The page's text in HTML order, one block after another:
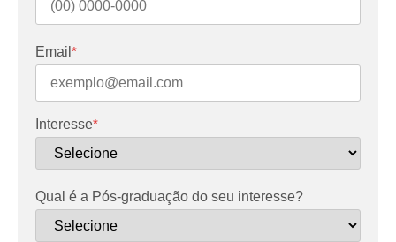
Email *
Interesse*
Qual é a Pós-graduação do seu interesse?